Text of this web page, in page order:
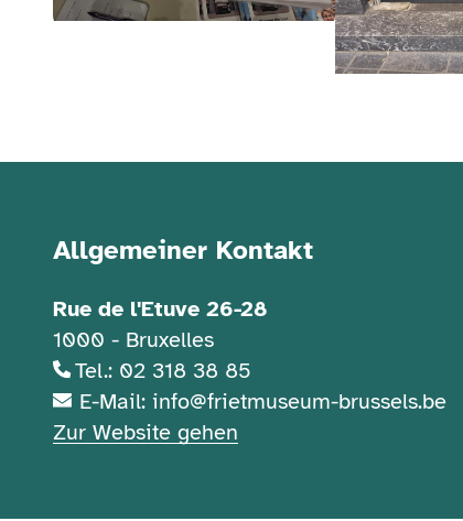
Kontaktinformationen
Allgemeiner Kontakt
Rue de l'Etuve 26-28
1000 - Bruxelles
Tel.: 02 318 38 85
E-Mail: info@frietmuseum-brussels.be
Zur Website gehen